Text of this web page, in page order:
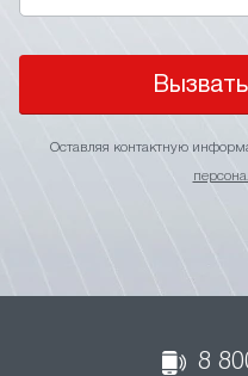
Оставляя контактную
8